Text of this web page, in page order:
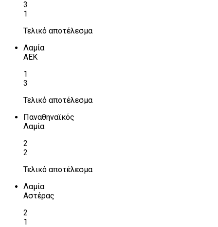
3
1
Τελικό αποτέλεσμα
Λαμία
ΑΕΚ
1
3
Τελικό αποτέλεσμα
Παναθηναϊκός
Λαμία
2
2
Τελικό αποτέλεσμα
Λαμία
Αστέρας
2
1